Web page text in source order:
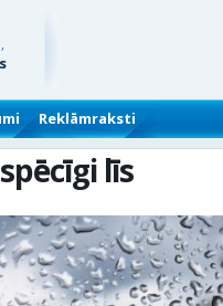
Reklāmraksti
līs